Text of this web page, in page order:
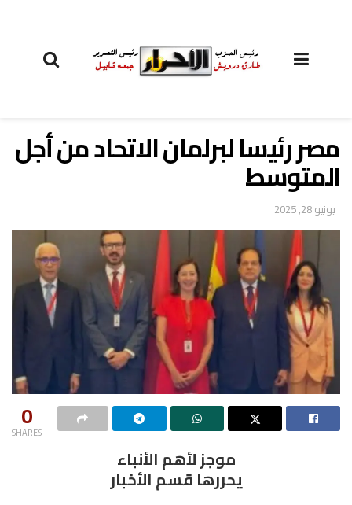
مصر رئيسا لبرلمان الاتحاد من أجل
المتوسط
يونيو 28, 2025
0
SHARES
موجز لأهم الأنباء
يحررها قسم الأخبار